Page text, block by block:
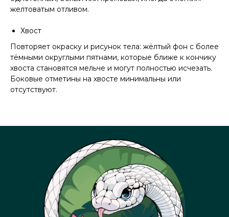
желтоватым отливом.
Хвост
Повторяет окраску и рисунок тела: жёлтый фон с более
тёмными округлыми пятнами, которые ближе к кончику
хвоста становятся мельче и могут полностью исчезать.
Боковые отметины на хвосте минимальны или
отсутствуют.